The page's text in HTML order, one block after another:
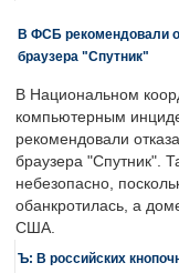
В ФСБ рекомендовали
браузера "Спутник"
В Национальном
компьютерным
рекомендовали
браузера "Спутник".
небезопасно,
обанкротилась, а
США.
Ъ: В российских